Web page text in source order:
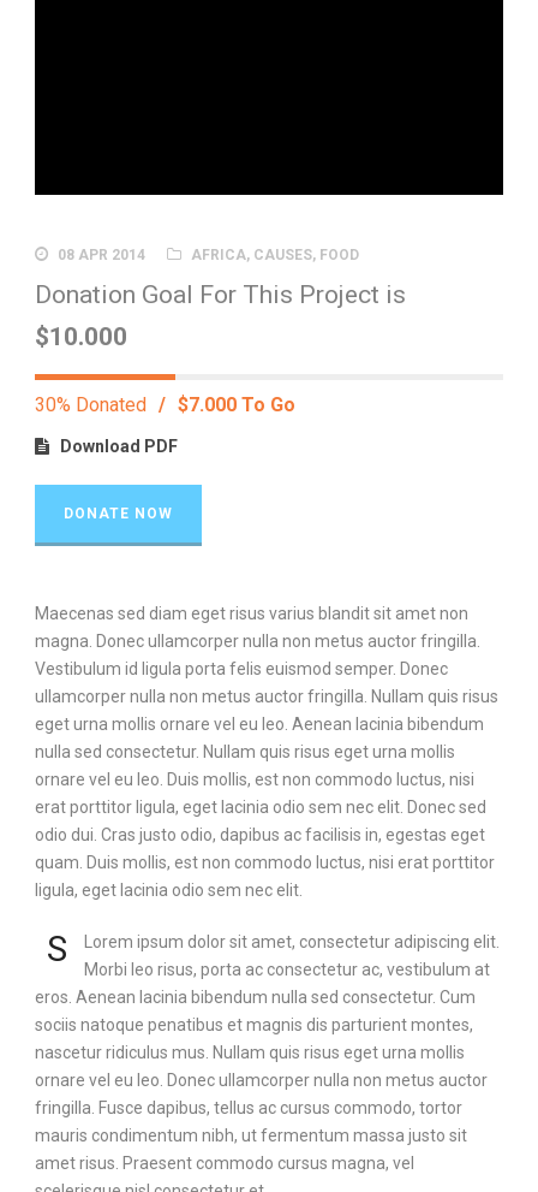
08 APR 2014 AFRICA, CAUSES, FOOD
Donation Goal For This Project is
$10.000
30% Donated / $7.000 To Go
Download PDF
DONATE NOW
Maecenas sed diam eget risus varius blandit sit amet non
magna. Donec ullamcorper nulla non metus auctor fringilla.
Vestibulum id ligula porta felis euismod semper. Donec
ullamcorper nulla non metus auctor fringilla. Nullam quis risus
eget urna mollis ornare vel eu leo. Aenean lacinia bibendum
nulla sed consectetur. Nullam quis risus eget urna mollis
ornare vel eu leo. Duis mollis, est non commodo luctus, nisi
erat porttitor ligula, eget lacinia odio sem nec elit. Donec sed
odio dui. Cras justo odio, dapibus ac facilisis in, egestas eget
quam. Duis mollis, est non commodo luctus, nisi erat porttitor
ligula, eget lacinia odio sem nec elit.
S
Lorem ipsum dolor sit amet, consectetur adipiscing elit.
Morbi leo risus, porta ac consectetur ac, vestibulum at
eros. Aenean lacinia bibendum nulla sed consectetur. Cum
sociis natoque penatibus et magnis dis parturient montes,
nascetur ridiculus mus. Nullam quis risus eget urna mollis
ornare vel eu leo. Donec ullamcorper nulla non metus auctor
fringilla. Fusce dapibus, tellus ac cursus commodo, tortor
mauris condimentum nibh, ut fermentum massa justo sit
amet risus. Praesent commodo cursus magna, vel